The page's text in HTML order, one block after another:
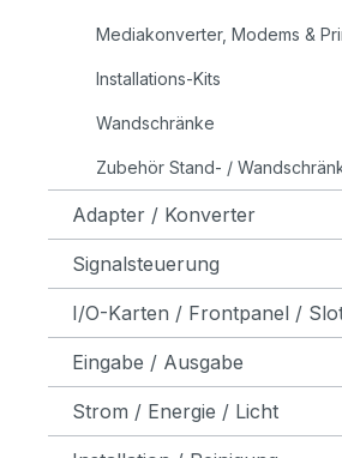
Mediakonverter, Modems &
Installations-Kits
Wandschränke
Zubehör Stand- /
Adapter / Konverter
Signalsteuerung
I/O-Karten / Frontpanel /
Eingabe / Ausgabe
Strom / Energie / Licht